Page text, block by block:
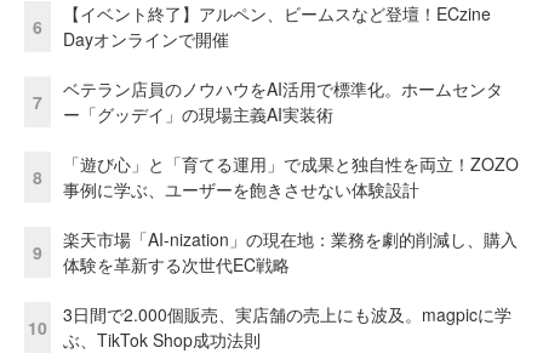
6
【イベント終了】アルペン、ビームスなど登壇！ECzine
Dayオンラインで開催
7
ベテラン店員のノウハウをAI活用で標準化。ホームセンタ
ー「グッデイ」の現場主義AI実装術
8
「遊び心」と「育てる運用」で成果と独自性を両立！ZOZO
事例に学ぶ、ユーザーを飽きさせない体験設計
9
楽天市場「AI-nization」の現在地：業務を劇的削減し、購入
体験を革新する次世代EC戦略
10
3日間で2.000個販売、実店舗の売上にも波及。magpicに学
ぶ、TikTok Shop成功法則